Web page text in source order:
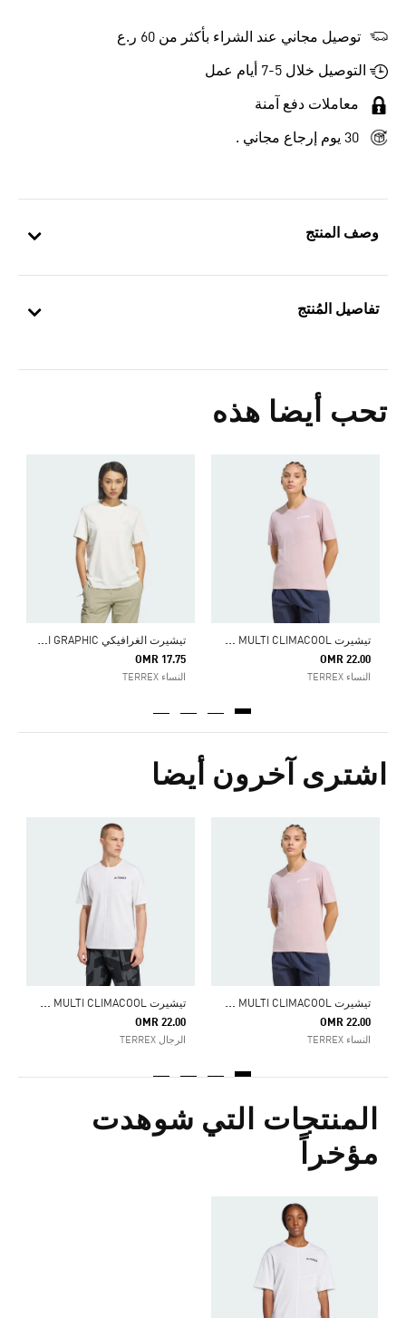
وصف المنتج
تفاصيل المُنتج
تحب أيضا هذه
ت
يشيرت TERREX MULTI CLIMACOOL
OMR 22.00
النساء TERREX
ت
يشيرت الغرافيكي MULTI GRAPHIC
OMR 17.75
النساء TERREX
اشترى آخرون أيضا
ت
يشيرت TERREX MULTI CLIMACOOL
OMR 22.00
النساء TERREX
ت
يشيرت TERREX MULTI CLIMACOOL
OMR 22.00
الرجال TERREX
المنتجات التي شوهدت
مؤخراً
توصيل مجاني عند الشراء بأكثر من 60 ر.ع
التوصيل خلال 5-7 أيام عمل
معاملات دفع آمنة